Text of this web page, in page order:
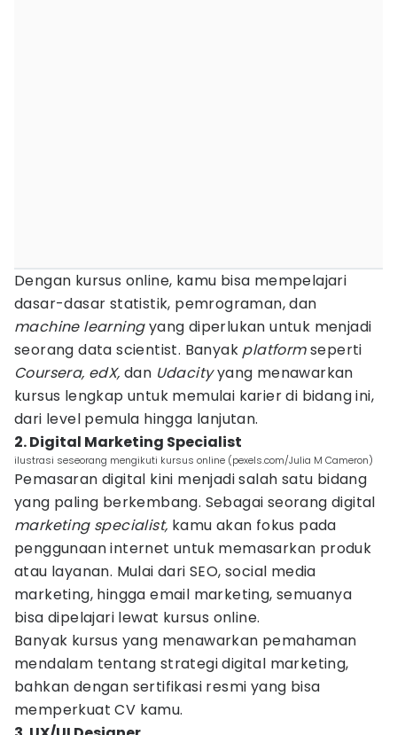
Dengan kursus online, kamu bisa mempelajari
dasar-dasar statistik, pemrograman, dan
machine learningyang diperlukan untuk menjadi
seorang data scientist. Banyak platformseperti
Coursera, edX, dan Udacityyang menawarkan
kursus lengkap untuk memulai karier di bidang ini,
dari level pemula hingga lanjutan.
2. Digital Marketing Specialist
ilustrasi seseorang mengikuti kursus online (pexels.com/Julia M Cameron)
Pemasaran digital kini menjadi salah satu bidang
yang paling berkembang. Sebagai seorang digital
marketing specialist, kamu akan fokus pada
penggunaan internet untuk memasarkan produk
atau layanan. Mulai dari SEO, social media
marketing, hingga email marketing, semuanya
bisa dipelajari lewat kursus online.
Banyak kursus yang menawarkan pemahaman
mendalam tentang strategi digital marketing,
bahkan dengan sertifikasi resmi yang bisa
memperkuat CV kamu.